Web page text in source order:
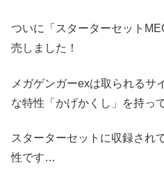
ついに「スターターセット
売しました！
メガゲンガーexは取られるサ
な特性「かげかくし」を持っ
スターターセットに収録され
性です…